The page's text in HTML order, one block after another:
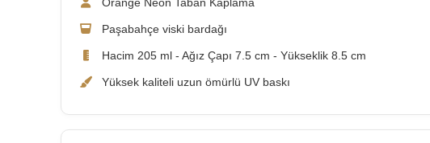
Paşabahçe viski bardağı
Hacim 205 ml - Ağız Çapı 7.5 cm - Yükseklik 8.5 cm
Yüksek kaliteli uzun ömürlü UV baskı